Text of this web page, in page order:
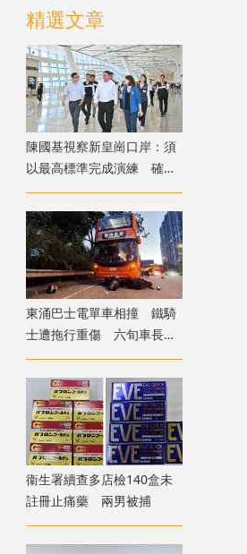
精選文章
陳國基視察新皇崗口岸：須
以最高標準完成演練 確保
通關萬無一失
東涌巴士電單車相撞 鐵騎
士遭拖行重傷 六旬車長涉
危駕被捕
衞生署續查多店檢140盒未
註冊止痛藥 兩男被捕